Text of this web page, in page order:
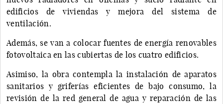
edificios de viviendas y mejora del sistema de
ventilación.
Además, se van a colocar fuentes de energía renovables
fotovoltaica en las cubiertas de los cuatro edificios.
Asimiso, la obra contempla la instalación de aparatos
sanitarios y griferías eficientes de bajo consumo, la
revisión de la red general de agua y reparación de las